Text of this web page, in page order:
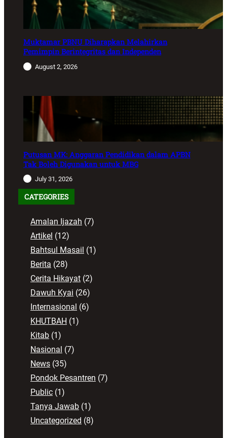
Muktamar PBNU Diharapkan Melahirkan
Pemimpin Berintegritas dan Independen
August 2, 2026
Putusan MK: Anggaran Pendidikan dalam APBN
Tak Boleh Digunakan untuk MBG
July 31, 2026
CATEGORIES
Amalan Ijazah (7)
Artikel (12)
Bahtsul Masail (1)
Berita (28)
Cerita Hikayat (2)
Dawuh Kyai (26)
Internasional (6)
KHUTBAH (1)
Kitab (1)
Nasional (7)
News (35)
Pondok Pesantren (7)
Public (1)
Tanya Jawab (1)
Uncategorized (8)